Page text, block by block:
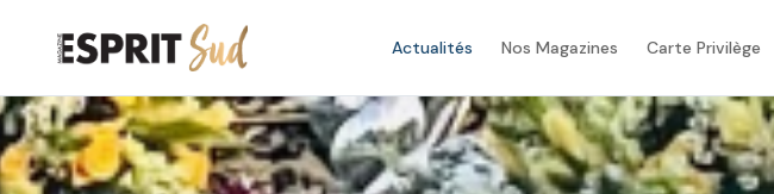
Actualités Nos Magazines Carte Privilège